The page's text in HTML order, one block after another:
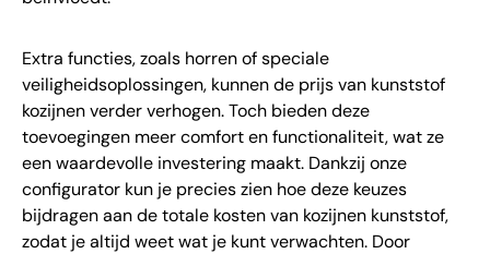
Extra functies, zoals horren of speciale
veiligheidsoplossingen, kunnen de prijs van kunststof
kozijnen verder verhogen. Toch bieden deze
toevoegingen meer comfort en functionaliteit, wat ze
een waardevolle investering maakt. Dankzij onze
configurator kun je precies zien hoe deze keuzes
bijdragen aan de totale kosten van kozijnen kunststof,
zodat je altijd weet wat je kunt verwachten. Door